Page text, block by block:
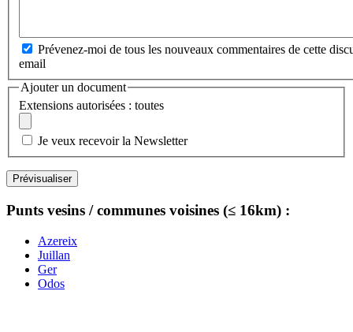
Prévenez-moi de tous les nouveaux commentaires de cette
email
Ajouter un document
Extensions autorisées : toutes
Je veux recevoir la Newsletter
Punts vesins / communes voisines (≤ 16km) :
Azereix
Juillan
Ger
Odos